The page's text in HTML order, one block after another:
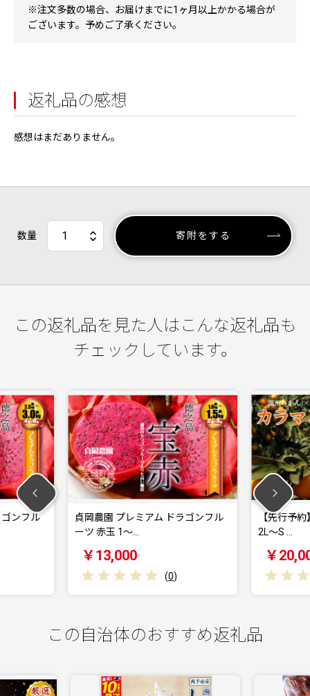
※注文多数の場合、お届けまでに1ヶ月以上かかる場合が
ございます。予めご了承ください。
返礼品の感想
感想はまだありません。
数量 寄附をする
この返礼品を見た人はこんな返礼品も
チェックしています。
アム ドラゴンフル
【先行予約】カラマンダリン 5kg 秀
2L～S …
￥20,000
この自治体のおすすめ返礼品